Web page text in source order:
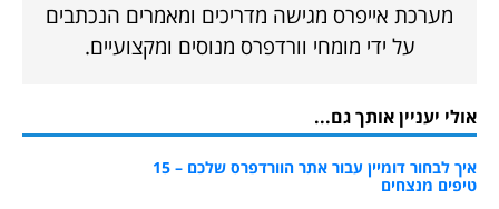
מערכת אייפרס מגישה מדריכים ומאמרים הנכתבים
על ידי מומחי וורדפרס מנוסים ומקצועיים.
אולי יעניין אותך גם...
איך לבחור דומיין עבור אתר הוורדפרס שלכם – 15
טיפים מנצחים